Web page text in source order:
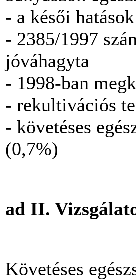
- a késői
- 2385/1997
jóváhagyta
- 1998-ban
- rekultivációs
- követéses
(0,7%)
ad II.
Követéses